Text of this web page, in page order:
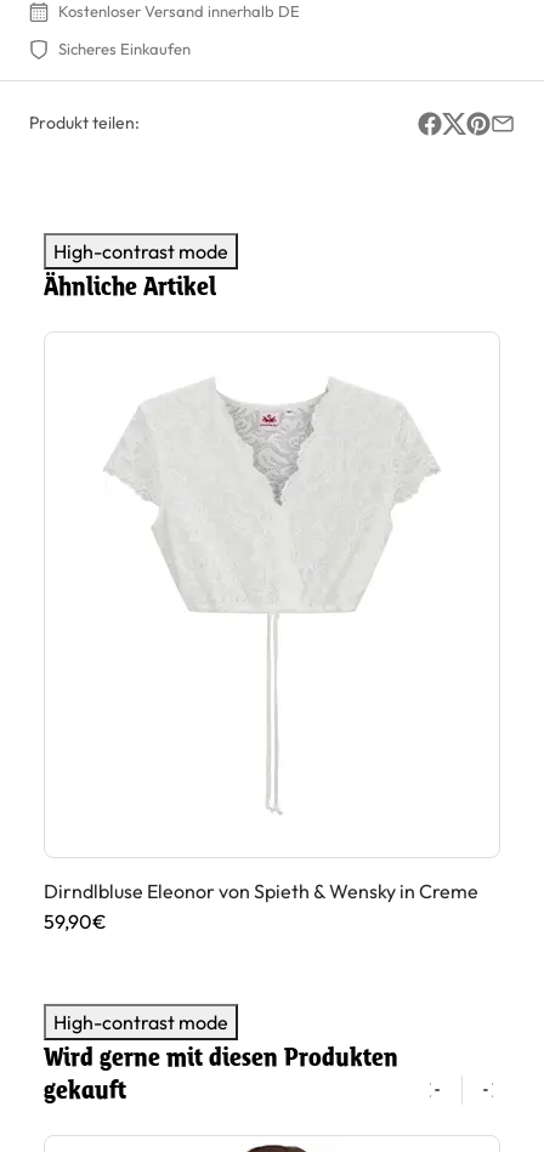
Kostenloser Versand innerhalb DE
Sicheres Einkaufen
Produkt teilen:
High-contrast mode
Ähnliche Artikel
Dirndlbluse Eleonor von Spieth & Wensky in Creme
59,90€
High-contrast mode
Wird gerne mit diesen Produkten
gekauft